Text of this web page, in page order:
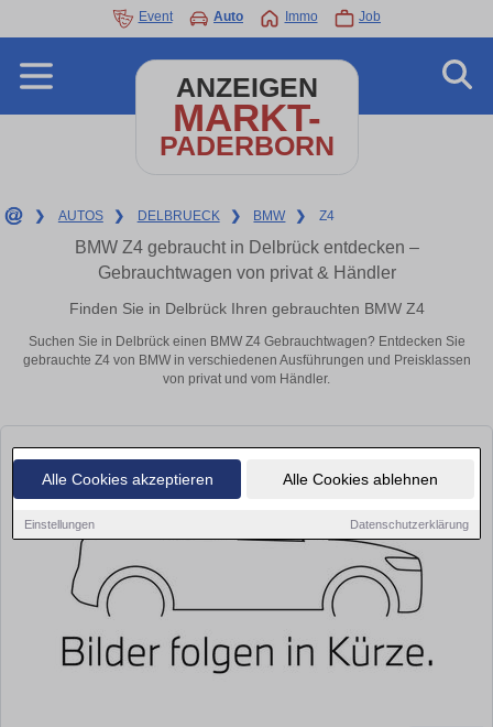
Alle Cookies akzeptieren Alle Cookies ablehnen
Einstellungen Datenschutzerklärung
Event Auto Immo Job
ANZEIGEN
MARKT-
PADERBORN
❯ AUTOS ❯ DELBRUECK ❯ BMW ❯ Z4
BMW Z4 gebraucht in Delbrück entdecken –
Gebrauchtwagen von privat & Händler
Finden Sie in Delbrück Ihren gebrauchten BMW Z4
Suchen Sie in Delbrück einen BMW Z4 Gebrauchtwagen? Entdecken Sie
gebrauchte Z4 von BMW in verschiedenen Ausführungen und Preisklassen
von privat und vom Händler.